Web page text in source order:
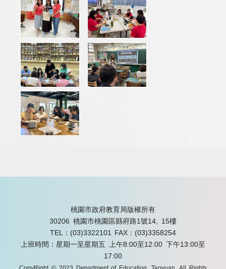
桃園市政府教育局版權所有
30206 桃園市桃園區縣府路1號14, 15樓
TEL：(03)3322101
FAX：(03)3358254
上班時間：星期一至星期五 上午8:00至12:00 下午13:00至
17:00